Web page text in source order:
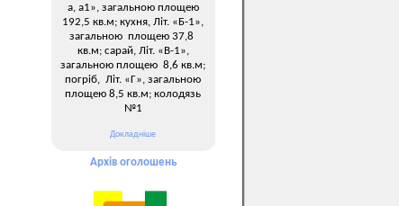
а, а1», загальною площею
192,5 кв.м; кухня, Літ. «Б-1»,
загальною площею 37,8
кв.м; сарай, Літ. «В-1»,
загальною площею 8,6 кв.м;
погріб, Літ. «Г», загальною
площею 8,5 кв.м; колодязь
№1
Докладніше
Архів оголошень